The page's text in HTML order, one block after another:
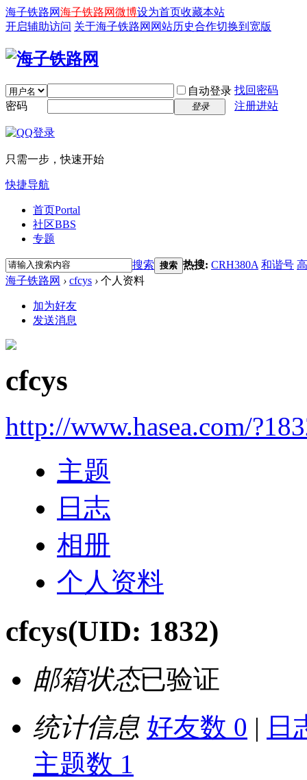
海子铁路网海子铁路网微博设为首页收藏本站
开启辅助访问 关于海子铁路网 网站历史合作切换到宽版
自动登录 找回密码
密码
登录 注册进站
只需一步，快速开始
快捷导航
首页Portal
社区BBS
专题
搜索 搜索 热搜: CRH380A 和谐号
海子铁路网 › cfcys › 个人资料
加为好友
发送消息
cfcys
http://www.hasea.com/
主题
日志
相册
个人资料
cfcys(UID: 1832)
邮箱状态已验证
统计信息 好友数 0 | 日
主题数 1